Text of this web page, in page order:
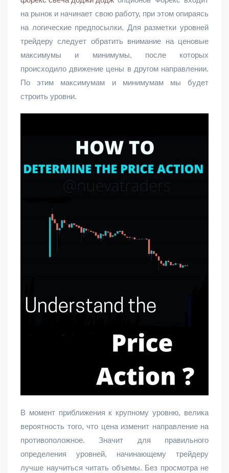
на рынок и начинает свою работу, при этом опираясь
на логические предпосылки. Для разметки уровней
трейдеру следует обратить внимание на ценовые
максимумы и минимумы, после которых
происходило движение цены в другом направлении.
По этим максимумам и минимумам мы будет
строить уровни.
В момент приближения к крупному уровню, велика
вероятность того, что цена изменит направление на
противоположное. Значит для правильного
определения уровней, начинающему трейдеру
лучше научиться читать объемы. Без просмотра не